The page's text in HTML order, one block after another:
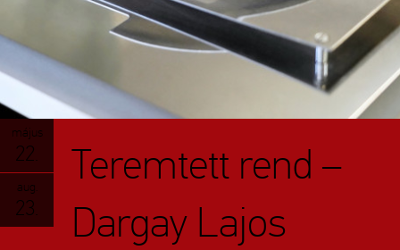
május
22.
aug.
23.
Teremtett rend –
Dargay Lajos